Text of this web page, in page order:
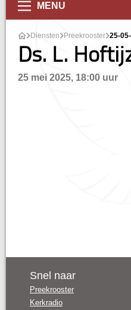
MENU
Diensten Preekrooster 25-
Ds. L.
25 mei 2025, 18:00 uur
Snel naar
Preekrooster
Kerkradio